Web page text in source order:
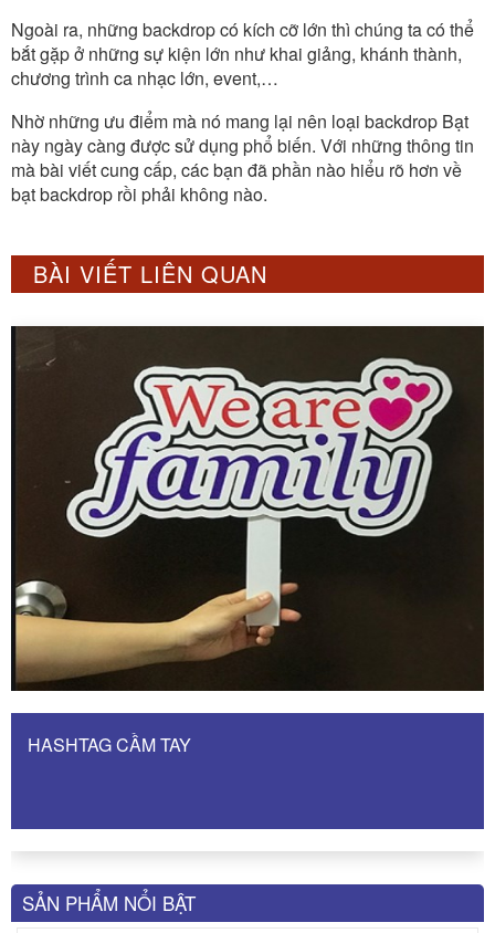
Ngoài ra, những backdrop có kích cỡ lớn thì chúng ta có thể
bắt gặp ở những sự kiện lớn như khai giảng, khánh thành,
chương trình ca nhạc lớn, event,…
Nhờ những ưu điểm mà nó mang lại nên loại backdrop Bạt
này ngày càng được sử dụng phổ biến. Với những thông tin
mà bài viết cung cấp, các bạn đã phần nào hiểu rõ hơn về
bạt backdrop rồi phải không nào.
BÀI VIẾT LIÊN QUAN
HASHTAG CẦM TAY
SẢN PHẨM NỔI BẬT